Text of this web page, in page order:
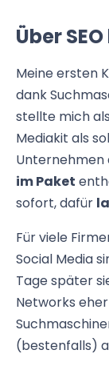
Über
Meine ersten
dank
stellte mich
Mediakit als
Unternehmen
im Paket
sofort, dafür
Für viele
Social Media
Tage später
Networks
(bestenfalls)